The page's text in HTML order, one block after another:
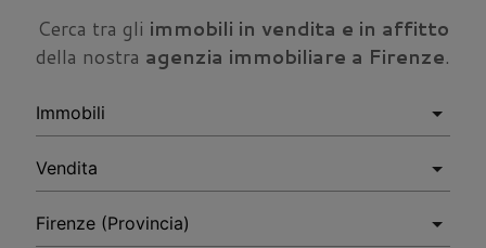
Cerca tra gli immobili in vendita e in affitto
della nostra agenzia immobiliare a Firenze.